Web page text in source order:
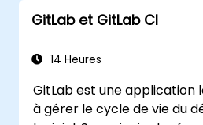
assurer la conformité
GitLab et GitLab CI
14 Heures
GitLab est une application
à gérer le cycle de vie du